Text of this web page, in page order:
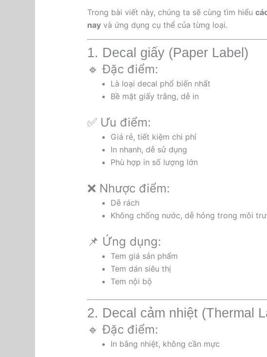
Trong bài viết này, chúng ta sẽ cùng tìm hiểu
nayvà ứng dụng cụ thể của từng loại.
1. Decal giấy (Paper Label)
🔹 Đặc điểm:
Là loại decal phổ biến nhất
Bề mặt giấy trắng, dễ in
✅ Ưu điểm:
Giá rẻ, tiết kiệm chi phí
In nhanh, dễ sử dụng
Phù hợp in số lượng lớn
❌ Nhược điểm:
Dễ rách
Không chống nước, dễ hỏng trong môi
📌 Ứng dụng:
Tem giá sản phẩm
Tem dán siêu thị
Tem nội bộ
2. Decal cảm nhiệt (Thermal
🔹 Đặc điểm:
In bằng nhiệt, không cần mực